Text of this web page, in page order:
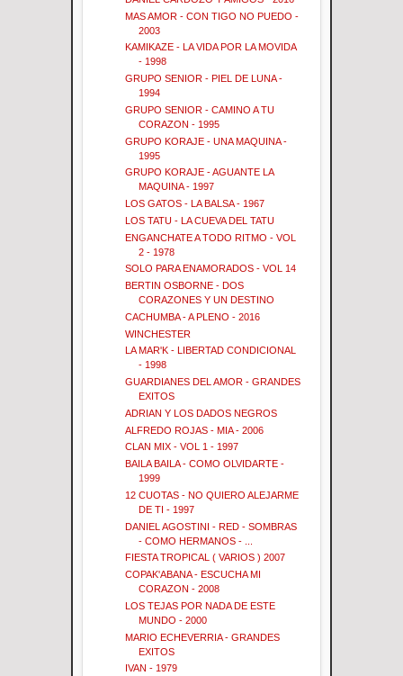
MAS AMOR - CON TIGO NO PUEDO -
2003
KAMIKAZE - LA VIDA POR LA MOVIDA
- 1998
GRUPO SENIOR - PIEL DE LUNA -
1994
GRUPO SENIOR - CAMINO A TU
CORAZON - 1995
GRUPO KORAJE - UNA MAQUINA -
1995
GRUPO KORAJE - AGUANTE LA
MAQUINA - 1997
LOS GATOS - LA BALSA - 1967
LOS TATU - LA CUEVA DEL TATU
ENGANCHATE A TODO RITMO - VOL
2 - 1978
SOLO PARA ENAMORADOS - VOL 14
BERTIN OSBORNE - DOS
CORAZONES Y UN DESTINO
CACHUMBA - A PLENO - 2016
WINCHESTER
LA MAR'K - LIBERTAD CONDICIONAL
- 1998
GUARDIANES DEL AMOR - GRANDES
EXITOS
ADRIAN Y LOS DADOS NEGROS
ALFREDO ROJAS - MIA - 2006
CLAN MIX - VOL 1 - 1997
BAILA BAILA - COMO OLVIDARTE -
1999
12 CUOTAS - NO QUIERO ALEJARME
DE TI - 1997
DANIEL AGOSTINI - RED - SOMBRAS
- COMO HERMANOS - ...
FIESTA TROPICAL ( VARIOS ) 2007
COPAK'ABANA - ESCUCHA MI
CORAZON - 2008
LOS TEJAS POR NADA DE ESTE
MUNDO - 2000
MARIO ECHEVERRIA - GRANDES
EXITOS
IVAN - 1979